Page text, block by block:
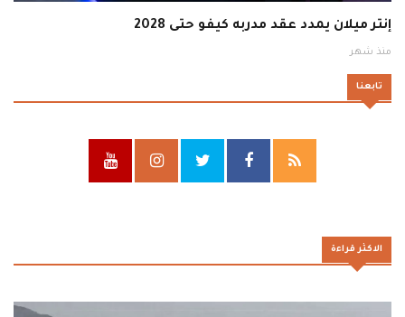
إنتر ميلان يمدد عقد مدربه كيفو حتى 2028
منذ شهر
تابعنا
الاكثر قراءة